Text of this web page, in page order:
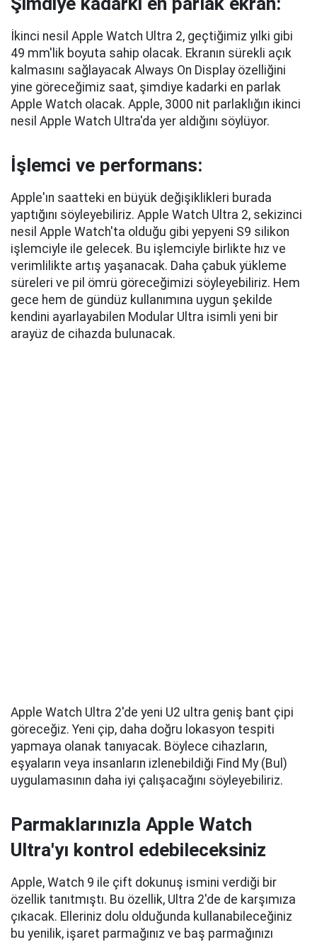
İkinci nesil Apple Watch Ultra 2, geçtiğimiz yılki gibi
49 mm'lik boyuta sahip olacak. Ekranın sürekli açık
kalmasını sağlayacak Always On Display özelliğini
yine göreceğimiz saat, şimdiye kadarki en parlak
Apple Watch olacak. Apple, 3000 nit parlaklığın ikinci
nesil Apple Watch Ultra'da yer aldığını söylüyor.
İşlemci ve performans:
Apple'ın saatteki en büyük değişiklikleri burada
yaptığını söyleyebiliriz. Apple Watch Ultra 2, sekizinci
nesil Apple Watch'ta olduğu gibi yepyeni S9 silikon
işlemciyle ile gelecek. Bu işlemciyle birlikte hız ve
verimlilikte artış yaşanacak. Daha çabuk yükleme
süreleri ve pil ömrü göreceğimizi söyleyebiliriz. Hem
gece hem de gündüz kullanımına uygun şekilde
kendini ayarlayabilen Modular Ultra isimli yeni bir
arayüz de cihazda bulunacak.
Apple Watch Ultra 2'de yeni U2 ultra geniş bant çipi
göreceğiz. Yeni çip, daha doğru lokasyon tespiti
yapmaya olanak tanıyacak. Böylece cihazların,
eşyaların veya insanların izlenebildiği Find My (Bul)
uygulamasının daha iyi çalışacağını söyleyebiliriz.
Parmaklarınızla Apple Watch
Ultra'yı kontrol edebileceksiniz
Apple, Watch 9 ile çift dokunuş ismini verdiği bir
özellik tanıtmıştı. Bu özellik, Ultra 2'de de karşımıza
çıkacak. Elleriniz dolu olduğunda kullanabileceğiniz
bu yenilik, işaret parmağınız ve baş parmağınızı